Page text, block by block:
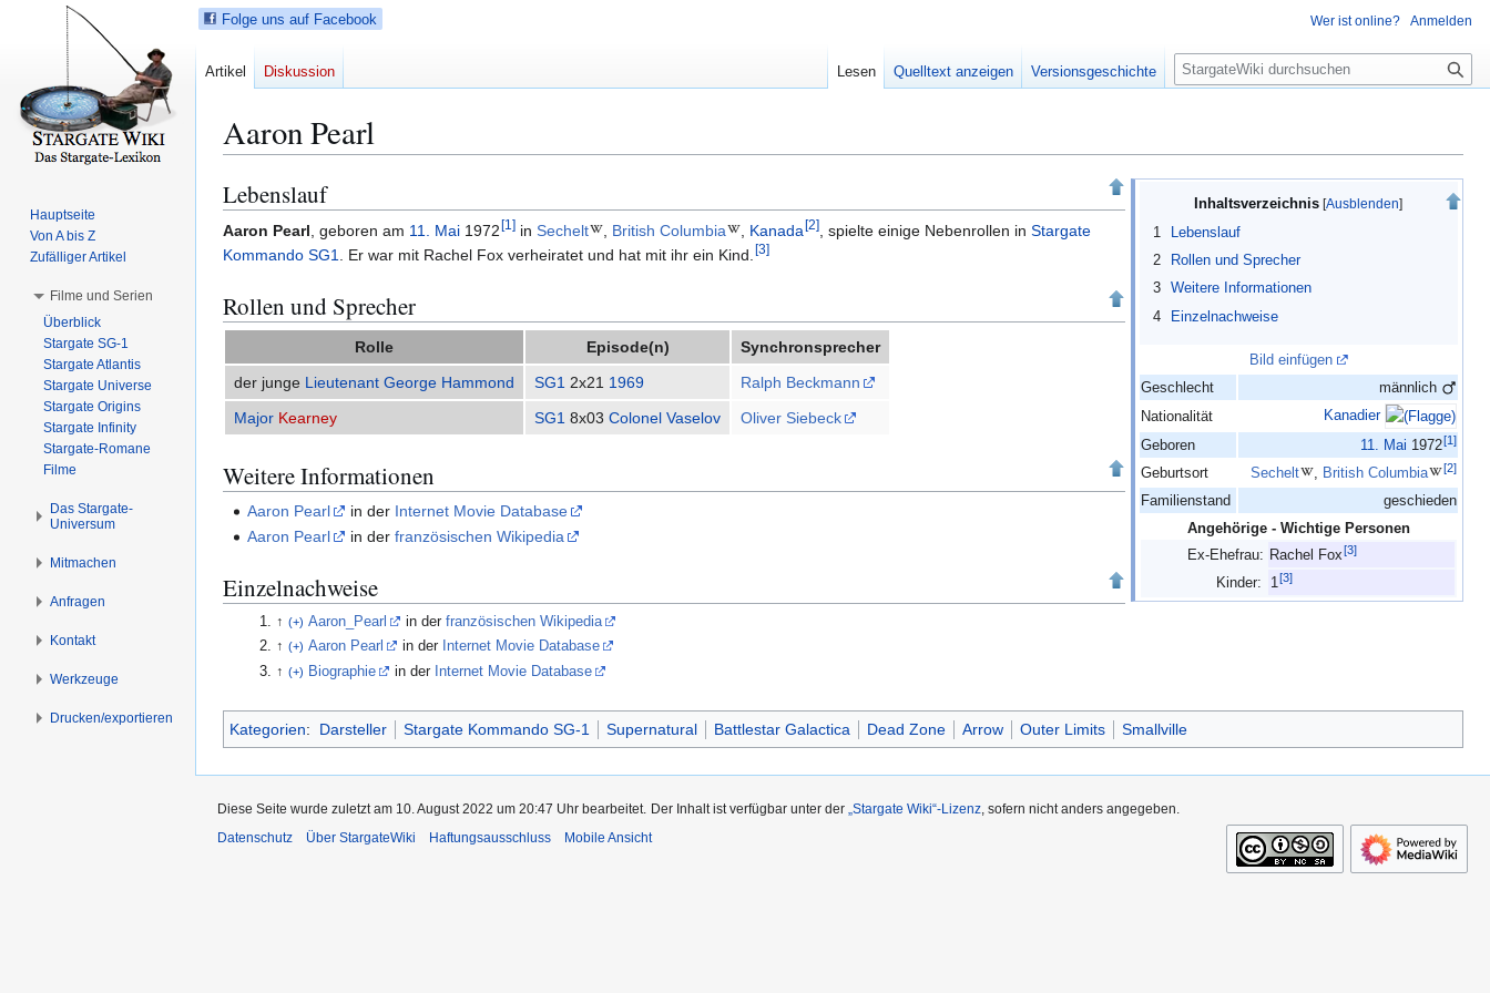
Aaron Pearl
Z
u
r
N
v
g
n
i
n
Z
u
r
S
c
h
e
r
n
Inhaltsverzeichnis
1
Lebenslauf
2
Rollen und Sprecher
3
Weitere Informationen
4
Einzelnachweise
Bild einfügen
Geschlecht
männlich
Nationalität
Kanadier
Geboren
11. Mai 1972[1]
Geburtsort Sechelt , British Columbia [2]
Familienstand
geschieden
Angehörige - Wichtige Personen
Ex-Ehefrau: Rachel Fox[3]
Kinder: 1[3]
Lebenslauf
Aaron Pearl , geboren am 11. Mai 1972 [1 ] in Sechelt British Columbia Kanada [2] , spielte einige Nebenrollen in Stargate
Kommando SG1
. Er war mit Rachel Fox verheiratet und hat mit ihr ein Kind. [3]
Rollen und Sprecher
Rolle Episode(n)
Synchronsprecher
der junge Lieutenant George Hammond SG1 2x21 1969
Ralph Beckmann
Major Kearney SG1 8x03 Colonel Vaselov Oliver Siebeck
Weitere Informationen
Aaron Pearl in der Internet Movie Database
Aaron Pearl
in derfranzösischen Wikipedia
Einzelnachweise
↑ (+) Aaron_Pearl in der französischen Wikipedia
↑ (+) Aaron Pearl in der Internet Movie Database
↑ (+) Biographie in der Internet Movie Database
Kategorien: Darsteller Stargate Kommando SG-1 Supernatural Battlestar Galactica Dead Zone Arrow Outer Limits Smallville
Folge uns auf Facebook Wer ist online? Anmelden
Artikel Diskussion Lesen Quelltext anzeigen Versionsgeschichte
S
u
e
Hauptseite
Von A bis Z
Zufälliger Artikel
Filme und Serien
Überblick
Stargate SG-1
Stargate Atlantis
Stargate Universe
Stargate Origins
Stargate Infinity
Stargate-Romane
Filme
Das Stargate-
Universum
Mitmachen
Anfragen
Kontakt
Werkzeuge
Drucken/­exportieren
Diese Seite wurde zuletzt am 10. August 2022 um 20:47 Uhr bearbeitet. Der Inhalt ist verfügbar unter der „Stargate Wiki“-Lizenz, sofern nicht anders angegeben.
Datenschutz
Über StargateWiki Haftungsausschluss Mobile Ansicht